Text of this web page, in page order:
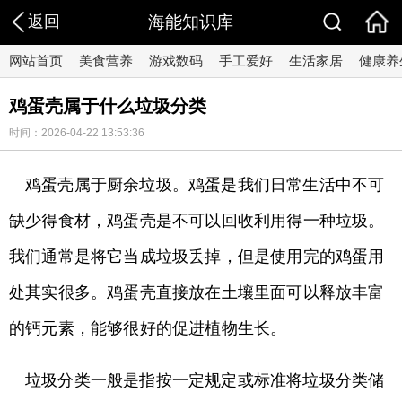
返回 海能知识库
网站首页 美食营养 游戏数码 手工爱好 生活家居 健康养
鸡蛋壳属于什么垃圾分类
时间：2026-04-22 13:53:36
鸡蛋壳属于厨余垃圾。鸡蛋是我们日常生活中不可
缺少得食材，鸡蛋壳是不可以回收利用得一种垃圾。
我们通常是将它当成垃圾丢掉，但是使用完的鸡蛋用
处其实很多。鸡蛋壳直接放在土壤里面可以释放丰富
的钙元素，能够很好的促进植物生长。
垃圾分类一般是指按一定规定或标准将垃圾分类储